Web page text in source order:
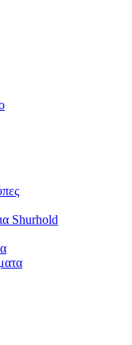
Shurhold